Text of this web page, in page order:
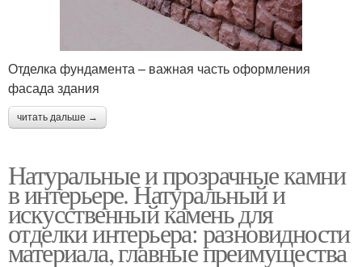
Отделка фундамента – важная часть оформления
фасада здания
читать дальше →
Натуральные и прозрачные камни
в интерьере. Натуральный и
искусственный камень для
отделки интерьера: разновидности
материала, главные преимущества